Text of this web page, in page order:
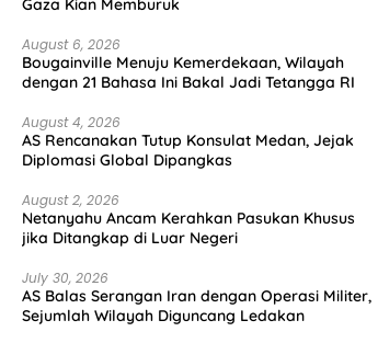
Gaza Kian Memburuk
August 6, 2026
Bougainville Menuju Kemerdekaan, Wilayah
dengan 21 Bahasa Ini Bakal Jadi Tetangga RI
August 4, 2026
AS Rencanakan Tutup Konsulat Medan, Jejak
Diplomasi Global Dipangkas
August 2, 2026
Netanyahu Ancam Kerahkan Pasukan Khusus
jika Ditangkap di Luar Negeri
July 30, 2026
AS Balas Serangan Iran dengan Operasi Militer,
Sejumlah Wilayah Diguncang Ledakan